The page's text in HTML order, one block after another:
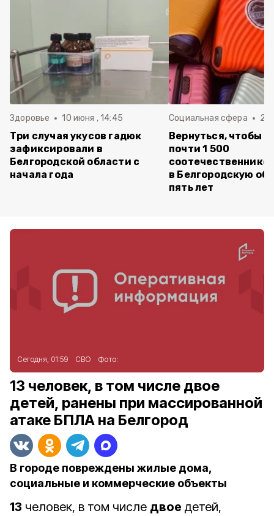
Здоровье 10 июня , 14:45
Три случая укусов гадюк
зафиксировали в
Белгородской области с
начала года
Социальная сфера 20
Вернуться, чтобы
почти 1 500
в Белгородскую
пять лет
Сегодня, 01:59 СВО Фото:
13 человек, в том числе двое
детей, ранены при массированной
атаке БПЛА на Белгород
В городе повреждены жилые дома,
социальные и коммерческие объекты
13 человек, в том числе двое детей,